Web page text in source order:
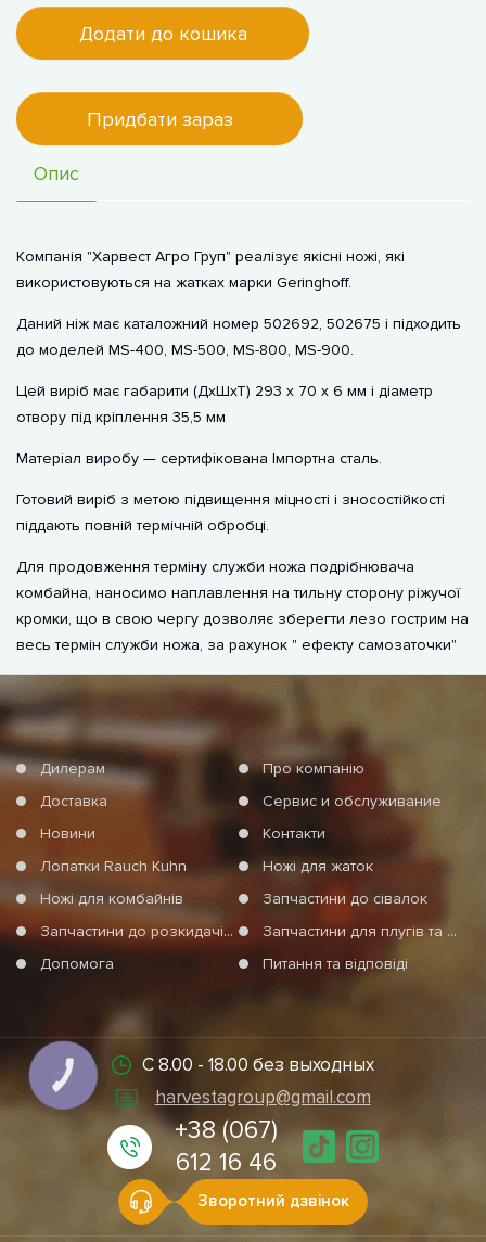
Додати до кошика
Придбати зараз
Опис
Компанія "Харвест Агро Груп" реалізує якісні ножі, які
використовуються на жатках марки Geringhoff.
Даний ніж має каталожний номер 502692, 502675 і підходить
до моделей MS-400, MS-500, MS-800, MS-900.
Цей виріб має габарити (ДхШхТ) 293 х 70 х 6 мм і діаметр
отвору під кріплення 35,5 мм
Матеріал виробу — сертифікована Імпортна сталь.
Готовий виріб з метою підвищення міцності і зносостійкості
піддають повній термічній обробці.
Для продовження терміну служби ножа подрібнювача
комбайна, наносимо наплавлення на тильну сторону ріжучої
кромки, що в свою чергу дозволяє зберегти лезо гострим на
весь термін служби ножа, за рахунок " ефекту самозаточки"
Дилерам
Про компанію
Доставка
Сервис и обслуживание
Новини
Контакти
Лопатки Rauch Kuhn
Ножі для жаток
Ножі для комбайнів
Запчастини до сівалок
Запчастини до розкидачів мінеральних добрив
Запчастини для плугів та агротехніки
Допомога
Питання та відповіді
С 8.00 - 18.00 без выходных
harvestagroup@gmail.com
+38 (067)
612 16 46
Зворотний дзвінок
КНОПКА
СВЯЗИ